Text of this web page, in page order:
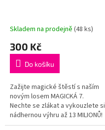
Skladem na prodejně (48 ks)
300 Kč
Do košíku
Zažijte magické štěstí s naším
novým losem MAGICKÁ 7.
Nechte se zlákat a vykouzlete si
nádhernou výhru až 13 MILIONŮ!